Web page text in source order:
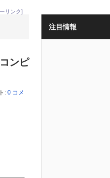
リンク]
ンピ
: 0 コメ
注目情報